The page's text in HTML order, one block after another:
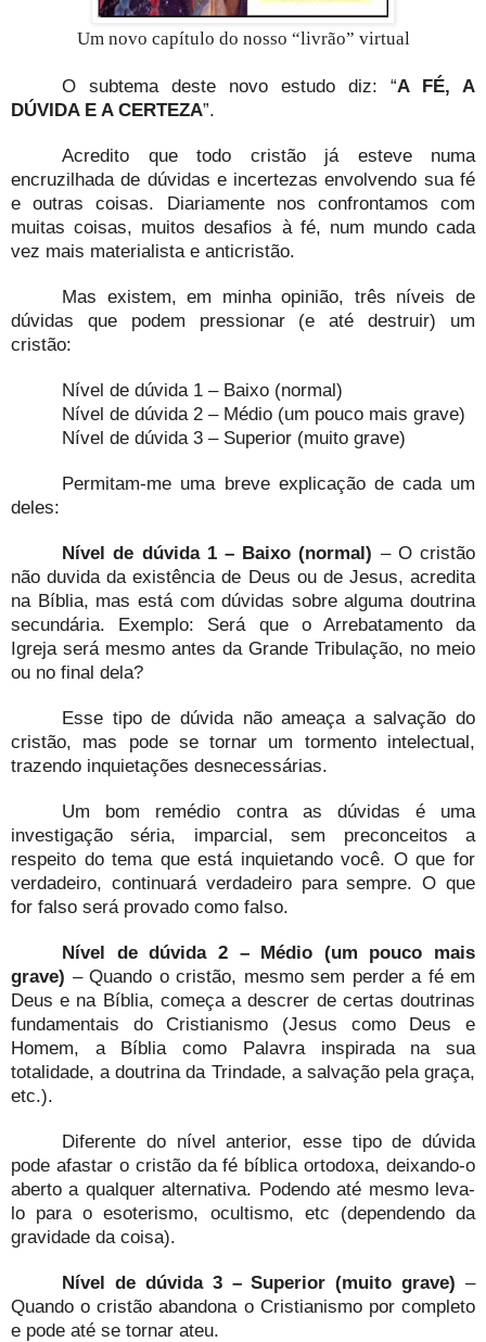
Um novo capítulo do nosso “livrão” virtual
O subtema deste novo estudo diz: “A FÉ, A
DÚVIDA E A CERTEZA”.
Acredito que todo cristão já esteve numa
encruzilhada de dúvidas e incertezas envolvendo sua fé
e outras coisas. Diariamente nos confrontamos com
muitas coisas, muitos desafios à fé, num mundo cada
vez mais materialista e anticristão.
Mas existem, em minha opinião, três níveis de
dúvidas que podem pressionar (e até destruir) um
cristão:
Nível de dúvida 1 – Baixo (normal)
Nível de dúvida 2 – Médio (um pouco mais grave)
Nível de dúvida 3 – Superior (muito grave)
Permitam-me uma breve explicação de cada um
deles:
Nível de dúvida 1 – Baixo (normal) – O cristão
não duvida da existência de Deus ou de Jesus, acredita
na Bíblia, mas está com dúvidas sobre alguma doutrina
secundária. Exemplo: Será que o Arrebatamento da
Igreja será mesmo antes da Grande Tribulação, no meio
ou no final dela?
Esse tipo de dúvida não ameaça a salvação do
cristão, mas pode se tornar um tormento intelectual,
trazendo inquietações desnecessárias.
Um bom remédio contra as dúvidas é uma
investigação séria, imparcial, sem preconceitos a
respeito do tema que está inquietando você. O que for
verdadeiro, continuará verdadeiro para sempre. O que
for falso será provado como falso.
Nível de dúvida 2 – Médio (um pouco mais
grave) – Quando o cristão, mesmo sem perder a fé em
Deus e na Bíblia, começa a descrer de certas doutrinas
fundamentais do Cristianismo (Jesus como Deus e
Homem, a Bíblia como Palavra inspirada na sua
totalidade, a doutrina da Trindade, a salvação pela graça,
etc.).
Diferente do nível anterior, esse tipo de dúvida
pode afastar o cristão da fé bíblica ortodoxa, deixando-o
aberto a qualquer alternativa. Podendo até mesmo leva-
lo para o esoterismo, ocultismo, etc (dependendo da
gravidade da coisa).
Nível de dúvida 3 – Superior (muito grave) –
Quando o cristão abandona o Cristianismo por completo
e pode até se tornar ateu.